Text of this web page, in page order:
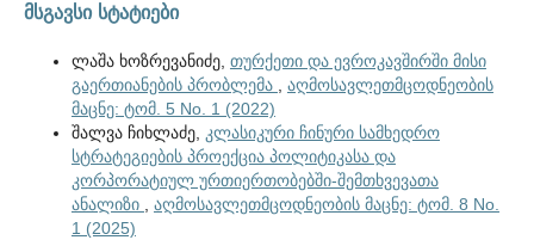
მსგავსი სტატიები
ლაშა ხოზრევანიძე, თურქეთი და ევროკავშირში მისი
გაერთიანების პრობლემა , აღმოსავლეთმცოდნეობის
მაცნე: ტომ. 5 No. 1 (2022)
შალვა ჩიხლაძე, კლასიკური ჩინური სამხედრო
სტრატეგიების პროექცია პოლიტიკასა და
კორპორატიულ ურთიერთობებში-შემთხვევათა
ანალიზი , აღმოსავლეთმცოდნეობის მაცნე: ტომ. 8 No.
1 (2025)